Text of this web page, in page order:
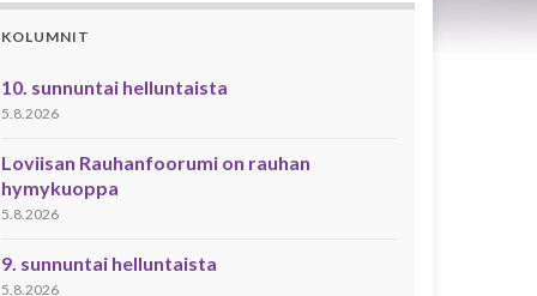
KOLUMNIT
10. sunnuntai helluntaista
5.8.2026
Loviisan Rauhanfoorumi on rauhan
hymykuoppa
5.8.2026
9. sunnuntai helluntaista
5.8.2026